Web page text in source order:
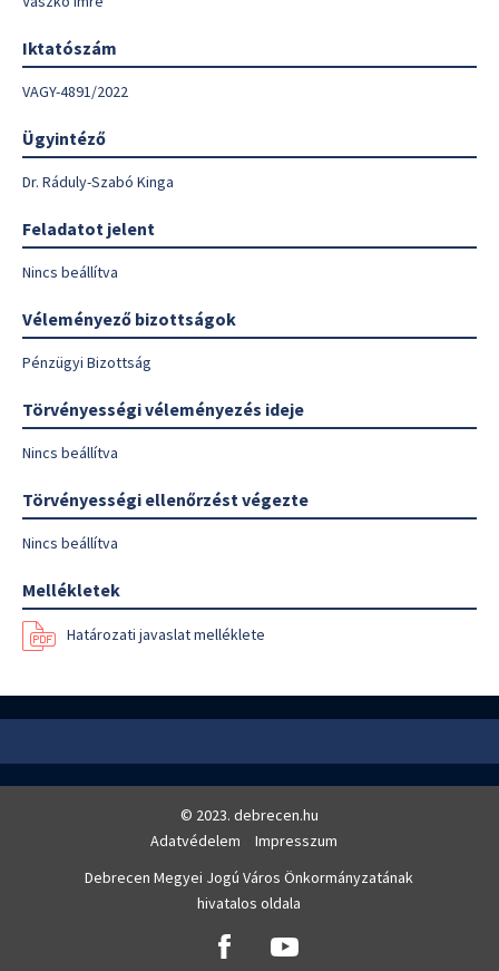
Iktatószám
VAGY-4891/2022
Ügyintéző
Dr. Ráduly-Szabó Kinga
Feladatot jelent
Nincs beállítva
Véleményező bizottságok
Pénzügyi Bizottság
Törvényességi véleményezés ideje
Nincs beállítva
Törvényességi ellenőrzést végezte
Nincs beállítva
Mellékletek
Határozati javaslat melléklete
© 2023. debrecen.hu
Adatvédelem
Impresszum
Debrecen Megyei Jogú Város Önkormányzatának
hivatalos oldala